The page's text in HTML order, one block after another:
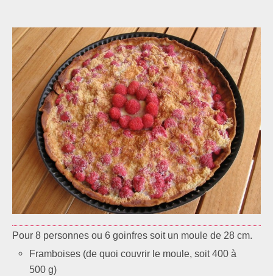
Pour 8 personnes ou 6 goinfres soit un moule de 28 cm.
Framboises (de quoi couvrir le moule, soit 400 à
500 g)